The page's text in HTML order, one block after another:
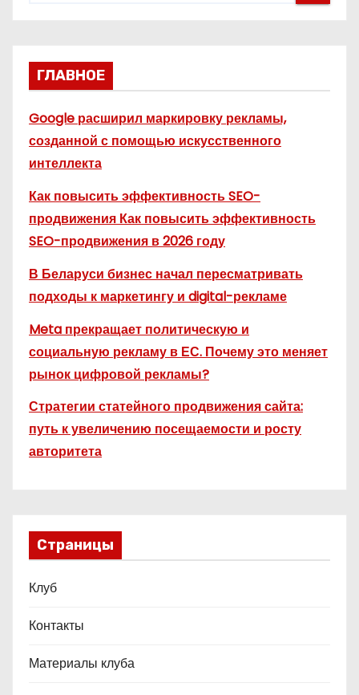
ГЛАВНОЕ
Google расширил маркировку рекламы,
созданной с помощью искусственного
интеллекта
Как повысить эффективность SEO-
продвижения Как повысить эффективность
SEO-продвижения в 2026 году
В Беларуси бизнес начал пересматривать
подходы к маркетингу и digital-рекламе
Meta прекращает политическую и
социальную рекламу в ЕС. Почему это меняет
рынок цифровой рекламы?
Стратегии статейного продвижения сайта:
путь к увеличению посещаемости и росту
авторитета
Страницы
Клуб
Контакты
Материалы клуба